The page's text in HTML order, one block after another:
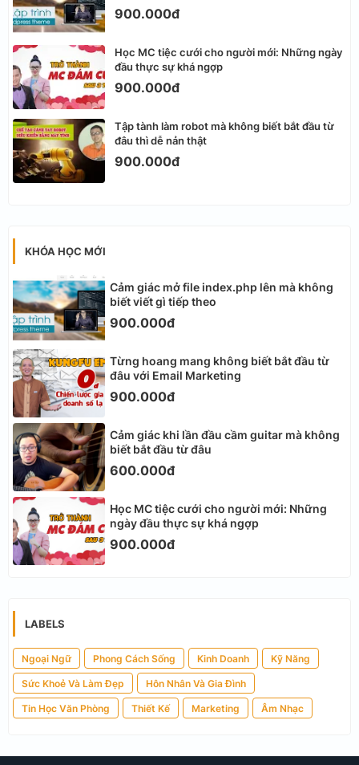
900.000đ
Học MC tiệc cưới cho người mới: Những ngày
đầu thực sự khá ngợp
900.000đ
Tập tành làm robot mà không biết bắt đầu từ
đâu thì dễ nản thật
900.000đ
KHÓA HỌC MỚI
Cảm giác mở file index.php lên mà không
biết viết gì tiếp theo
900.000đ
Từng hoang mang không biết bắt đầu từ
đâu với Email Marketing
900.000đ
Cảm giác khi lần đầu cầm guitar mà không
biết bắt đầu từ đâu
600.000đ
Học MC tiệc cưới cho người mới: Những
ngày đầu thực sự khá ngợp
900.000đ
LABELS
Ngoại Ngữ Phong Cách Sống Kinh Doanh Kỹ Năng
Sức Khoẻ Và Làm Đẹp Hôn Nhân Và Gia Đình
Tin Học Văn Phòng Thiết Kế Marketing Âm Nhạc